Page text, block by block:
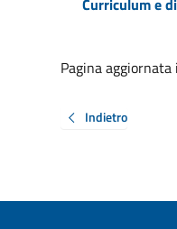
Curriculum e
Pagina
Indietro